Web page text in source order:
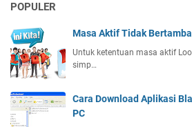
POPULER
Masa Aktif Tidak
Untuk ketentuan masa aktif
simp…
Cara Download Aplikasi
PC